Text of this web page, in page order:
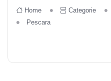
Home Categorie
Pescara